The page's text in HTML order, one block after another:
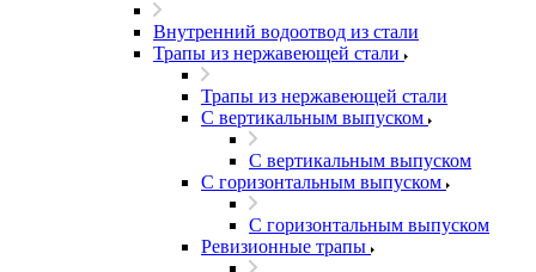
Внутренний водоотвод из стали
Трапы из нержавеющей стали
Трапы из нержавеющей стали
С вертикальным выпуском
С вертикальным выпуском
С горизонтальным выпуском
С горизонтальным выпуском
Ревизионные трапы